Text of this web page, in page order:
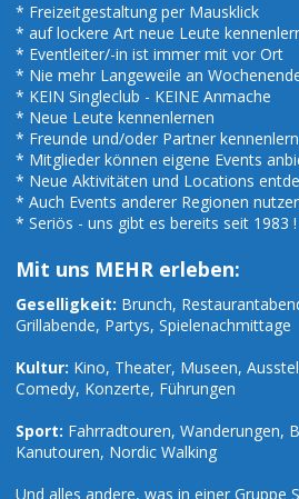
* Freizeitgestaltung per Mausklick
* auf lockere Art neue Leute
* Eventleiter/-in ist immer mit vor Ort
* Nie mehr Langeweile an
* KEIN Singleclub - KEINE Anmache
* Neue Leute kennenlernen
* Freunde und/oder Partner
* Mitglieder können eigene Events
* Neue Aktivitäten und Locations
* Auch Events anderer Regionen
* Seriös - uns gibt es bereits seit 1983 !
Mit uns MEHR erleben:
Geselligkeit: Brunch,
Grillabende, Partys, Spielenachmittage
Kultur: Kino, Theater, Museen,
Comedy, Konzerte, Führungen
Sport: Fahrradtouren, Wanderungen,
Kanutouren, Nordic Walking
Und alles andere, was in einer Gruppe